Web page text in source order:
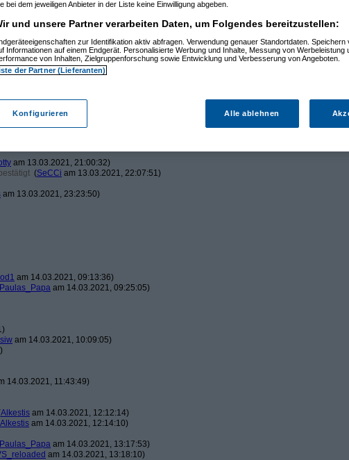
13:23:55)
am 13.03.2021, 19:14:53)
am 13.03.2021, 21:00:32)
(SeCCi am 13.03.2021, 22:07:51)
am 13.03.2021, 23:23:50)
am 14.03.2021, 09:13:36)
Paulas_Papa am 14.03.2021, 09:25:05)
am 14.03.2021, 10:09:05)
14.03.2021, 11:43:49)
Alkestis am 14.03.2021, 12:12:14)
Alkestis am 14.03.2021, 12:14:10)
Paulas_Papa am 14.03.2021, 13:17:53)
am 14.03.2021, 13:18:10)
bei dem jeweiligen Anbieter in der Liste keine Einwilligung abgeben.
und unsere Partner verarbeiten Daten, um Folgendes bereitzustellen:
zur Identifikation aktiv abfragen. Verwendung genauer Standortdaten. Speichern
Informationen auf einem Endgerät. Personalisierte Werbung und Inhalte, Messung von Werbeleistung
von Inhalten, Zielgruppenforschung sowie Entwicklung und Verbesserung von Angeboten.
der Partner (Lieferanten)
Konfigurieren Alle ablehnen